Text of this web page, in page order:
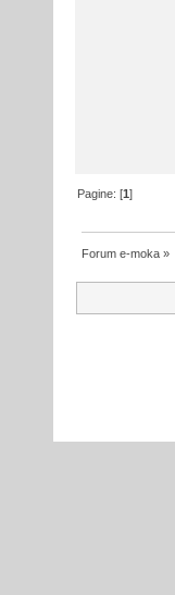
Pagine: [1]
Forum e-moka »